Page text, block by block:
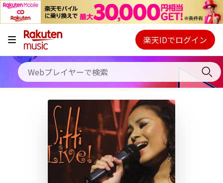
キャンペーン
料金プラン
使い方
初回30日間無料お試し
Webプレイヤー
ご契約内容の確認・変更
楽天IDでログイン